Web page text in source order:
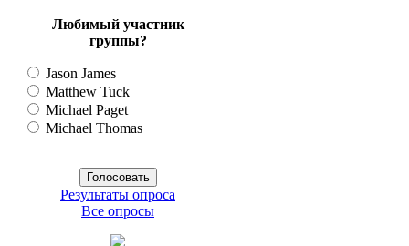
Любимый участник
группы?
Jason James
Matthew Tuck
Michael Paget
Michael Thomas
Результаты опроса
Все опросы